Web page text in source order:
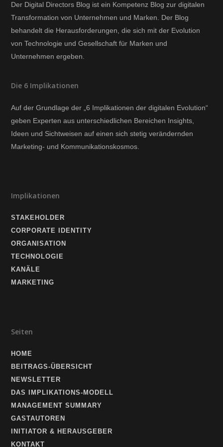
Der Digital Directors Blog ist ein Kompetenz Blog zur digitalen
Transformation von Unternehmen und Marken. Der Blog
behandelt die Herausforderungen, die sich mit der Evolution
von Technologie und Gesellschaft für Marken und
Unternehmen ergeben.
Die 6 Implikationen
Auf der Grundlage der „6 Implikationen der digitalen Evolution“
geben Experten aus unterschiedlichen Bereichen Insights,
Ideen und Sichtweisen auf einen sich stetig verändernden
Marketing- und Kommunikationskosmos.
Implikationen
STAKEHOLDER
CORPORATE IDENTITY
ORGANISATION
TECHNOLOGIE
KANÄLE
MARKETING
Seiten
HOME
BEITRAGS-ÜBERSICHT
NEWSLETTER
DAS IMPLIKATIONS-MODELL
MANAGEMENT SUMMARY
GASTAUTOREN
INITIATOR & HERAUSGEBER
KONTAKT